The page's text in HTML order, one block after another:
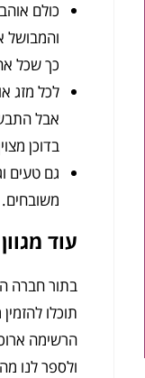
כולם
והמבושל
כך שכל
לכל מזג
אבל
בדוכן
גם טעים
עוד
בתור חברה
תוכלו
הרשימה
ולספר לנו